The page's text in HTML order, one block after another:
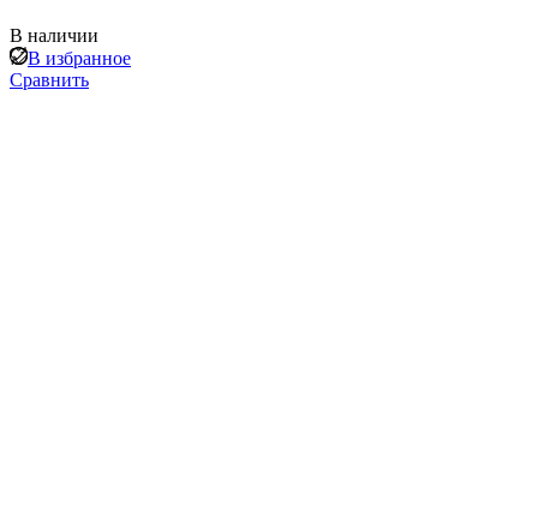
В наличии
В избранное
Сравнить